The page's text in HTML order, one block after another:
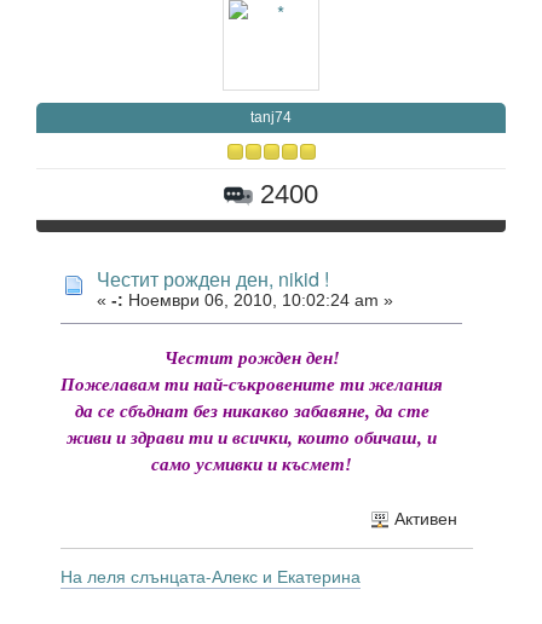
tanj74
2400
Честит рожден ден, nikid !
« -: Ноември 06, 2010, 10:02:24 am »
Честит рожден ден!
Пожелавам ти най-съкровените ти желания
да се сбъднат без никакво забавяне, да сте
живи и здрави ти и всички, които обичаш, и
само усмивки и късмет!
Активен
На леля слънцата-Алекс и Екатерина